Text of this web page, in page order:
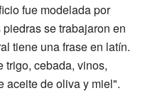
fue modelada por
se trabajaron en
tiene una frase en latín.
trigo, cebada, vinos,
aceite de oliva y miel".